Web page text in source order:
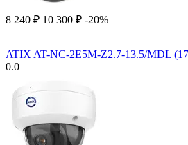
8 240 ₽ 10 300 ₽ -20%
ATIX AT-NC-2E5M-Z2.7-13.5/MDL
0.0